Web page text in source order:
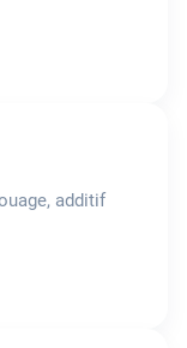
additif